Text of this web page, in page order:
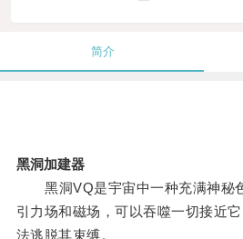
简介
黑洞加建器
黑洞VQ是宇宙中一种充满神秘
引力场和磁场，可以吞噬一切接近
法逃脱其束缚。